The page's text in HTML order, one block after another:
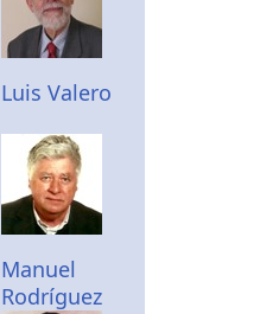
Luis Valero
Manuel
Rodríguez